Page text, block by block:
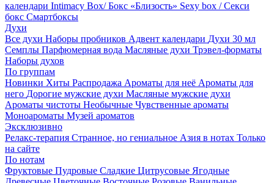
календари Intimacy Box/ Бокс «Близость» Sexy box / Секси
бокс Смартбоксы
Духи
Все духи Наборы пробников Адвент календари Духи 30 мл
Семплы Парфюмерная вода Масляные духи Трэвел-форматы
Наборы духов
По группам
Новинки Хиты Распродажа Ароматы для неё Ароматы для
него Дорогие мужские духи Масляные мужские духи
Ароматы чистоты Необычные Чувственные ароматы
Моноароматы Музей ароматов
Эксклюзивно
Релакс-терапия Странное, но гениальное Азия в нотах Только
на сайте
По нотам
Фруктовые Пудровые Сладкие Цитрусовые Ягодные